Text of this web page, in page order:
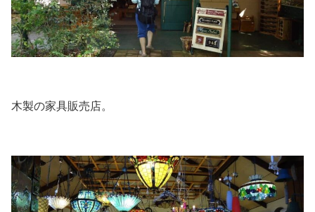
木製の家具販売店。